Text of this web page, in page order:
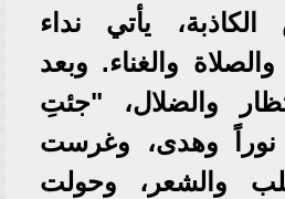
يأتي نداء
والغناء. وبعد
والضلال، "جئتِ
نوراً وهدى، وغرست
والشعر، وحولت